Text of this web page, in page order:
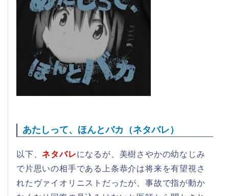
あたしって、ほんとバカ（ネタバレ）
以下、ネタバレになるが、美樹さやかの幼なじみ
で片思いの相手である上条恭介は将来を有望視さ
れたヴァイオリニストだったが、事故で指が動か